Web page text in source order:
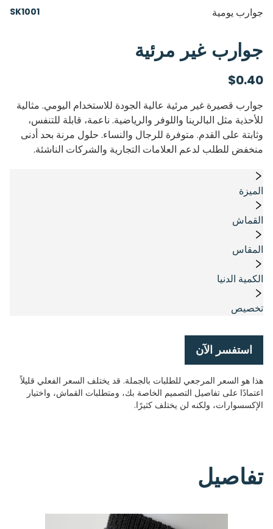
جوارب يومية SK1001
جوارب غير مرئية
$0.40
جوارب قصيرة غير مرئية عالية الجودة للاستخدام اليومي. مثالية
للأحذية مثل البالرينا واللوفر والرياضية. ناعمة، قابلة للتنفس،
وثابتة على القدم. متوفرة للرجال والنساء. حلول مرنة بحد أدنى
منخفض للطلب لدعم العلامات التجارية والشركات الناشئة.
الميزة
القماش
المقاس
الكمية الدنيا
تخصيص
استفسر الآن
هذا هو السعر المرجعي للطلبات بالجملة. قد يختلف السعر الفعلي قليلاً
اعتمادًا على تفاصيل التصميم الخاصة بك، ومتطلبات القماش، واختيار
الإكسسوارات، ولكنه لن يختلف كثيرًا.
تفاصيل